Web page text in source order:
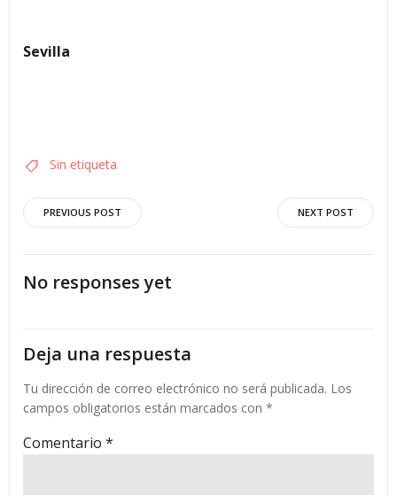
Sevilla
Sin etiqueta
Navegación
por
las
entradas
PREVIOUS POST
Navegación
por
NEXT POST
No responses yet
Deja una respuesta
Tu dirección de correo electrónico no será publicada. Los
campos obligatorios están marcados con *
Comentario *